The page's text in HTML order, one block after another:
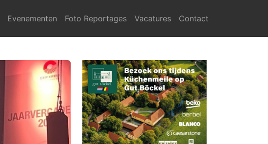
Evenementen Foto Reportages Vacatures Contact